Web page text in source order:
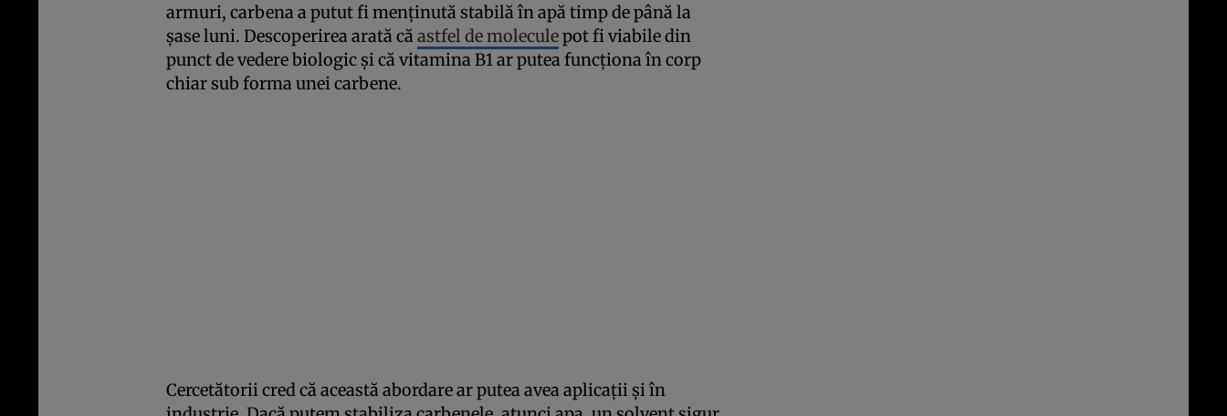
armuri, carbena a putut fi menținută stabilă în apă timp de până la
șase luni. Descoperirea arată căastfel de moleculepot fi viabile din
punct de vedere biologic și că vitamina B1 ar putea funcționa în corp
chiar sub forma unei carbene.
Cercetătorii cred că această abordare ar putea avea aplicații și în